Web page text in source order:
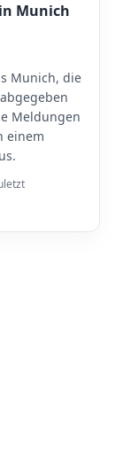
Munich
Munich, die
Meldungen
einem